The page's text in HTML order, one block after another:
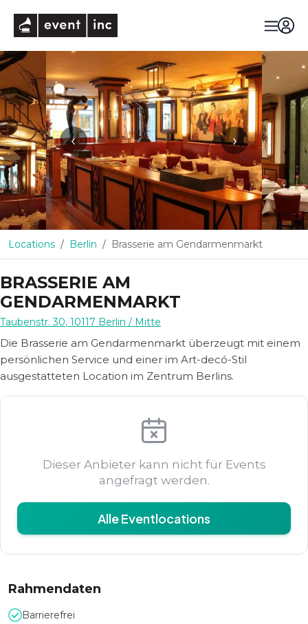
‹ ›
Locations Berlin Brasserie am Gendarmenmarkt
BRASSERIE AM
GENDARMENMARKT
Taubenstr. 30, 10117 Berlin / Mitte
Die Brasserie am Gendarmenmarkt überzeugt mit einem
persönlichen Service und einer im Art-decó-Stil
ausgestatteten Location im Zentrum Berlins.
Dieser Anbieter kann nicht für Events
angefragt werden.
Alle Eventlocations
Rahmendaten
Barrierefrei